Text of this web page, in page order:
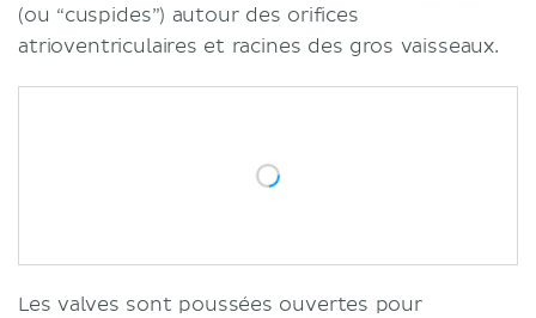
(ou “cuspides”) autour des orifices
atrioventriculaires et racines des gros vaisseaux.
Les valves sont poussées ouvertes pour